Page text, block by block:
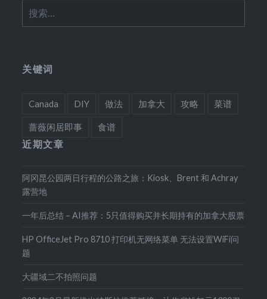
索：
关键词
Canada DIY 做法 加拿大 攻略 菜谱
蔷薇闲居即事 食谱
近期文章
阿冈昆公园两日行程的公路之旅：Kiosk、Brent 和 Achray
露营地
一年后总结 – AI推荐：5只值得购买并长期持有的加拿大股票
HP OfficeJet Pro 8710 打印机无网络菜单 无法设置WiFi问
题
大疆域二不拍照问题